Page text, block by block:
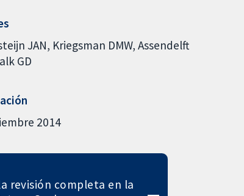
JAN Kriegsman DMW Assendelft
GD
2014
revisión completa en la